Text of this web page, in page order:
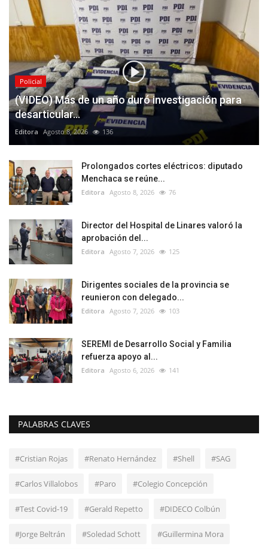
Policial
(VIDEO) Más de un año duró investigación para
desarticular...
Editora Agosto 8, 2026 136
Prolongados cortes eléctricos: diputado
Menchaca se reúne...
Editora Agosto 8, 2026 76
Director del Hospital de Linares valoró la
aprobación del...
Editora Agosto 7, 2026 125
Dirigentes sociales de la provincia se
reunieron con delegado...
Editora Agosto 7, 2026 103
SEREMI de Desarrollo Social y Familia
refuerza apoyo al...
Editora Agosto 6, 2026 141
PALABRAS CLAVES
#Cristian Rojas #Renato Hernández #Shell #SAG
#Carlos Villalobos #Paro #Colegio Concepción
#Test Covid-19 #Gerald Repetto #DIDECO Colbún
#Jorge Beltrán #Soledad Schott #Guillermina Mora